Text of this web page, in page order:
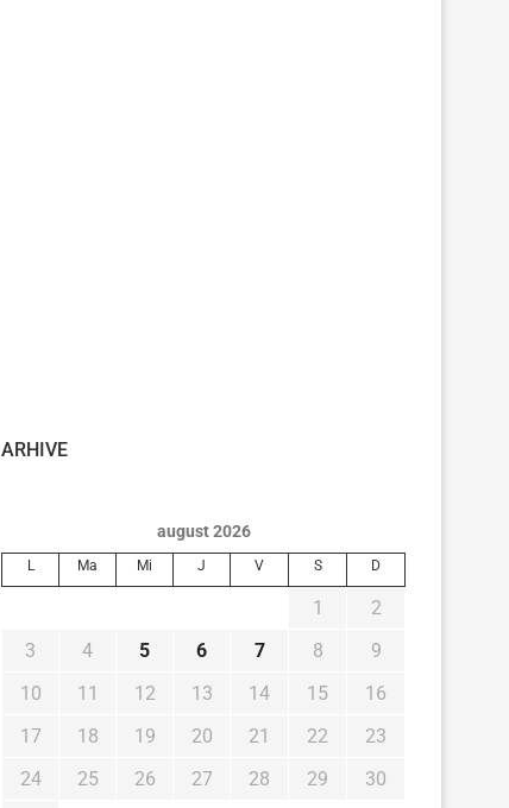
ARHIVE
august 2026
L Ma Mi J V S D
1
2
3
4 5 6 7 8
9
10
11 12 13 14 15
16
17
18 19 20 21 22
23
24
25 26 27 28 29
30